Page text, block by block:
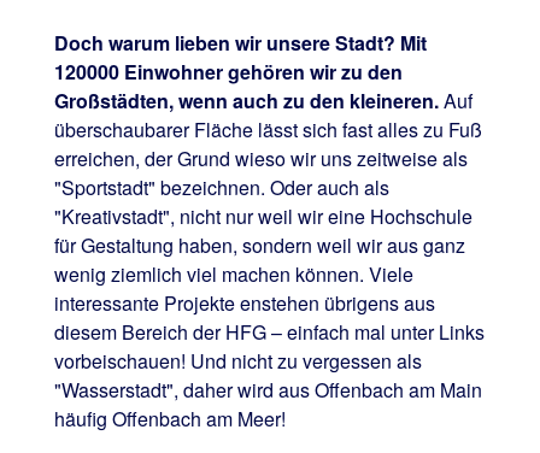
Doch warum lieben wir unsere Stadt? Mit
120000 Einwohner gehören wir zu den
Großstädten, wenn auch zu den kleineren.Auf
überschaubarer Fläche lässt sich fast alles zu Fuß
erreichen, der Grund wieso wir uns zeitweise als
"Sportstadt" bezeichnen. Oder auch als
"Kreativstadt", nicht nur weil wir eine Hochschule
für Gestaltung haben, sondern weil wir aus ganz
wenig ziemlich viel machen können. Viele
interessante Projekte enstehen übrigens aus
diesem Bereich der HFG – einfach mal unter Links
vorbeischauen! Und nicht zu vergessen als
"Wasserstadt", daher wird aus Offenbach am Main
häufig Offenbach am Meer!